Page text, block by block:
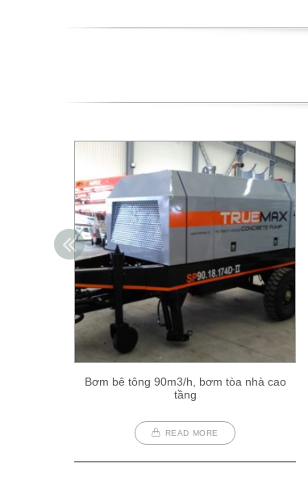
Bơm bê tông 90m3/h, bơm tòa nhà cao
tầng
READ MORE